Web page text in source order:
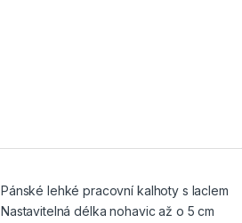
Pánské lehké pracovní kalhoty s laclem
Nastavitelná délka nohavic až o 5 cm